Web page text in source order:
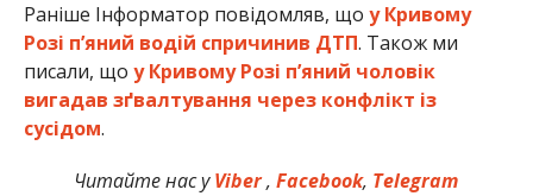
Раніше Інформатор повідомляв, що у Кривому
Розі п’яний водій спричинив ДТП. Також ми
писали, що у Кривому Розі пʼяний чоловік
вигадав зґвалтування через конфлікт із
сусідом.
Читайте нас уViber,Facebook, Telegram